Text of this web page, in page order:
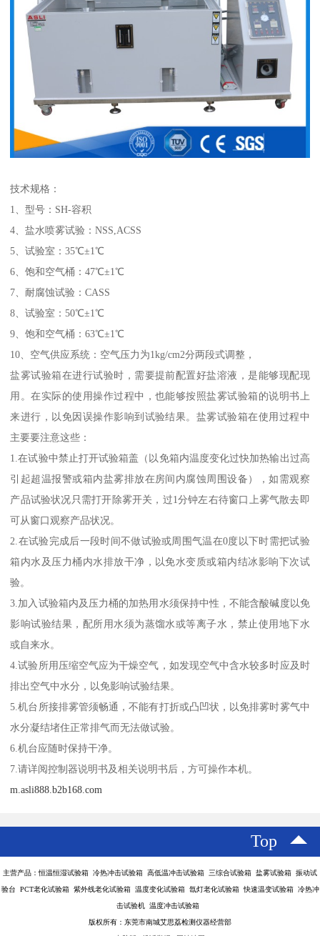
技术规格：
1、型号：SH-容积
4、盐水喷雾试验：NSS,ACSS
5、试验室：35℃±1℃
6、饱和空气桶：47℃±1℃
7、耐腐蚀试验：CASS
8、试验室：50℃±1℃
9、饱和空气桶：63℃±1℃
10、空气供应系统：空气压力为1kg/cm2分两段式调整，
盐雾试验箱在进行试验时，需要提前配置好盐溶液，是能够现配现
用。在实际的使用操作过程中，也能够按照盐雾试验箱的说明书上
来进行，以免因误操作影响到试验结果。盐雾试验箱在使用过程中
主要要注意这些：
1.在试验中禁止打开试验箱盖（以免箱内温度变化过快加热输出过高
引起超温报警或箱内盐雾排放在房间内腐蚀周围设备），如需观察
产品试验状况只需打开除雾开关，过1分钟左右待窗口上雾气散去即
可从窗口观察产品状况。
2.在试验完成后一段时间不做试验或周围气温在0度以下时需把试验
箱内水及压力桶内水排放干净，以免水变质或箱内结冰影响下次试
验。
3.加入试验箱内及压力桶的加热用水须保持中性，不能含酸碱度以免
影响试验结果，配所用水须为蒸馏水或等离子水，禁止使用地下水
或自来水。
4.试验所用压缩空气应为干燥空气，如发现空气中含水较多时应及时
排出空气中水分，以免影响试验结果。
5.机台所接排雾管须畅通，不能有打折或凸凹状，以免排雾时雾气中
水分凝结堵住正常排气而无法做试验。
6.机台应随时保持干净。
7.请详阅控制器说明书及相关说明书后，方可操作本机。
m.asli888.b2b168.com
Top
主营产品：恒温恒湿试验箱 冷热冲击试验箱 高低温冲击试验箱 三综合试验箱 盐雾试验箱 振动试
验台 PCT老化试验箱 紫外线老化试验箱 温度变化试验箱 氙灯老化试验箱 快速温变试验箱 冷热冲
击试验机 温度冲击试验箱
版权所有：东莞市南城艾思荔检测仪器经营部